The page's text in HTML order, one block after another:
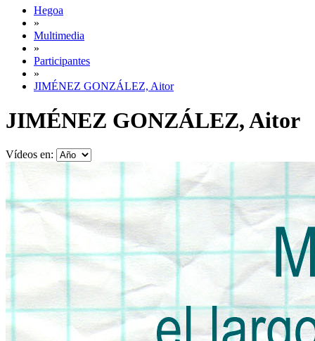
Hegoa
»
Multimedia
»
Participantes
»
JIMÉNEZ GONZÁLEZ, Aitor
JIMÉNEZ GONZÁLEZ, Aitor
Vídeos en: